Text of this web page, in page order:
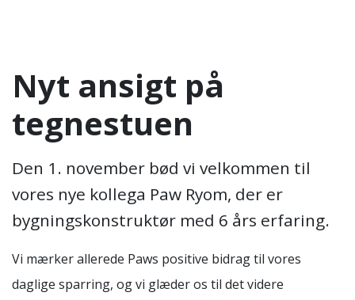
Nyt ansigt på
tegnestuen
Den 1. november bød vi velkommen til
vores nye kollega Paw Ryom, der er
bygningskonstruktør med 6 års erfaring.
Vi mærker allerede Paws positive bidrag til vores
daglige sparring, og vi glæder os til det videre